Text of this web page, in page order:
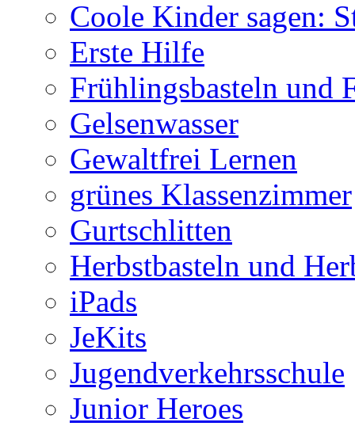
Coole Kinder sagen:
Erste Hilfe
Frühlingsbasteln und
Gelsenwasser
Gewaltfrei Lernen
grünes Klassenzimmer
Gurtschlitten
Herbstbasteln und
iPads
JeKits
Jugendverkehrsschule
Junior Heroes